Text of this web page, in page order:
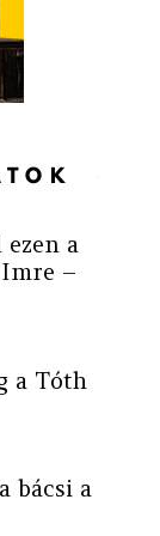
a
–
a Tóth
bácsi a